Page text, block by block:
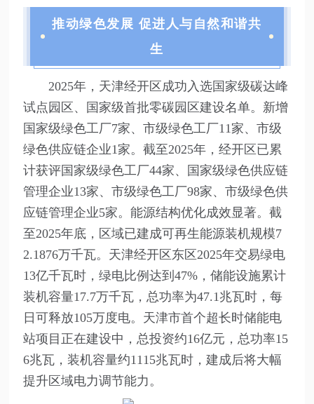
推动绿色发展 促进人与自然和谐共
生
2025年，天津经开区成功入选国家级碳达峰
试点园区、国家级首批零碳园区建设名单。新增
国家级绿色工厂7家、市级绿色工厂11家、市级
绿色供应链企业1家。截至2025年，经开区已累
计获评国家级绿色工厂44家、国家级绿色供应链
管理企业13家、市级绿色工厂98家、市级绿色供
应链管理企业5家。能源结构优化成效显著。截
至2025年底，区域已建成可再生能源装机规模7
2.1876万千瓦。天津经开区东区2025年交易绿电
13亿千瓦时，绿电比例达到47%，储能设施累计
装机容量17.7万千瓦，总功率为47.1兆瓦时，每
日可释放105万度电。天津市首个超长时储能电
站项目正在建设中，总投资约16亿元，总功率15
6兆瓦，装机容量约1115兆瓦时，建成后将大幅
提升区域电力调节能力。